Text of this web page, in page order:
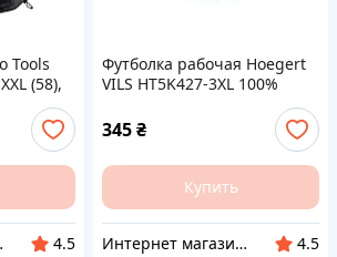
Tools
(58),
XXL) —
4.5
Футболка рабочая Hoegert
VILS HT5K427-3XL 100%
хлопок темно-синий, 3XL
(58) (HT5K427-3XL) —
Доступный
345₴
Купить
Интернет магазин "Домовичок"
4.5